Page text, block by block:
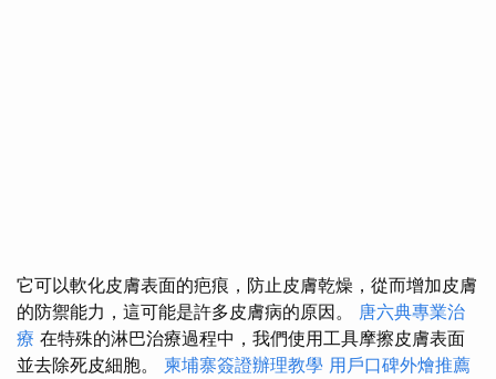
它可以軟化皮膚表面的疤痕，防止皮膚乾燥，從而增加皮膚
的防禦能力，這可能是許多皮膚病的原因。 唐六典專業治
療 在特殊的淋巴治療過程中，我們使用工具摩擦皮膚表面
並去除死皮細胞。 柬埔寨簽證辦理教學 用戶口碑外燴推薦